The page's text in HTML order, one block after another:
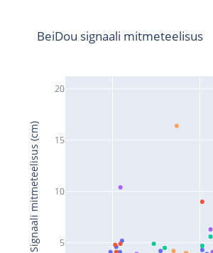
5
10
15
20
BeiDou signaali mitmeteelisus
Signaali mitmeteelisus (cm)